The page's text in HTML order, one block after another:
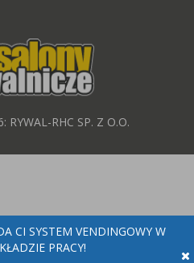
RYWAL-RHC SP. Z O.O.
CI SYSTEM VENDINGOWY W
PRACY!